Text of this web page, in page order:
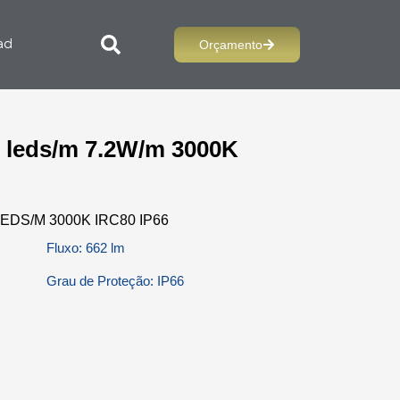
Orçamento
m 7.2W/m 3000K
M 3000K IRC80 IP66
Fluxo: 662 lm
Grau de Proteção: IP66